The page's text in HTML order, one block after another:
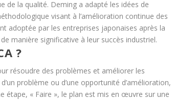
de la qualité. Deming a adapté les idées de
visant à l’amélioration continue des
adoptée par les entreprises japonaises après la
manière significative à leur succès industriel.
?
résoudre des problèmes et améliorer les
problème ou d’une opportunité d’amélioration,
étape, « Faire », le plan est mis en œuvre sur une